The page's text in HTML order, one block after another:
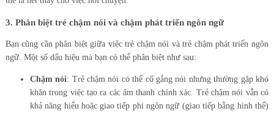
3. Phân biệt trẻ chậm nói và chậm phát triển ngôn ngữ
Bạn cũng cần phân biệt giữa việc trẻ chậm nói và trẻ chậm phát triển ngôn
ngữ. Một số dấu hiệu mà bạn có thể phân biệt như sau:
Chậm nói: Trẻ chậm nói có thể cố gắng nói nhưng thường gặp khó
khăn trong việc tạo ra các âm thanh chính xác. Trẻ chậm nói vẫn có
khả năng hiểu hoặc giao tiếp phi ngôn ngữ (giao tiếp bằng hình thể)